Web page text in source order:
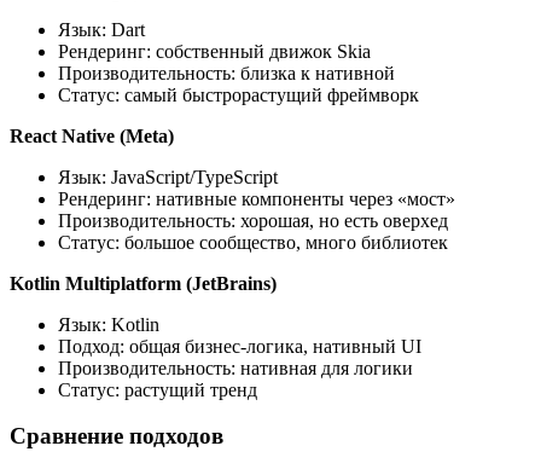
Язык: Dart
Рендеринг: собственный движок Skia
Производительность: близка к нативной
Статус: самый быстрорастущий фреймворк
React Native (Meta)
Язык: JavaScript/TypeScript
Рендеринг: нативные компоненты через «мост»
Производительность: хорошая, но есть оверхед
Статус: большое сообщество, много библиотек
Kotlin Multiplatform (JetBrains)
Язык: Kotlin
Подход: общая бизнес-логика, нативный UI
Производительность: нативная для логики
Статус: растущий тренд
Сравнение подходов